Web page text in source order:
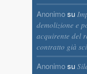
Anonimosu
demolizione e
acquirente del
contratto già
Anonimosu